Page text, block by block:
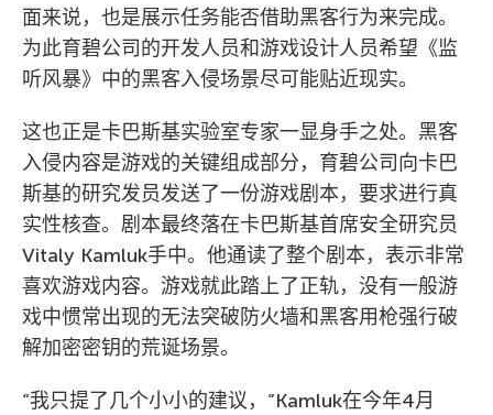
面来说，也是展示任务能否借助黑客行为来完成。
为此育碧公司的开发人员和游戏设计人员希望《监
听风暴》中的黑客入侵场景尽可能贴近现实。
这也正是卡巴斯基实验室专家一显身手之处。黑客
入侵内容是游戏的关键组成部分，育碧公司向卡巴
斯基的研究发员发送了一份游戏剧本，要求进行真
实性核查。剧本最终落在卡巴斯基首席安全研究员
Vitaly Kamluk手中。他通读了整个剧本，表示非常
喜欢游戏内容。游戏就此踏上了正轨，没有一般游
戏中惯常出现的无法突破防火墙和黑客用枪强行破
解加密密钥的荒诞场景。
“我只提了几个小小的建议，”Kamluk在今年4月